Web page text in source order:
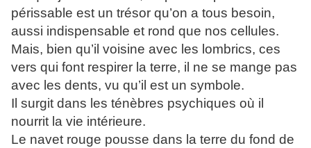
périssable est un trésor qu’on a tous besoin,
aussi indispensable et rond que nos cellules.
Mais, bien qu’il voisine avec les lombrics, ces
vers qui font respirer la terre, il ne se mange pas
avec les dents, vu qu’il est un symbole.
Il surgit dans les ténèbres psychiques où il
nourrit la vie intérieure.
Le navet rouge pousse dans la terre du fond de